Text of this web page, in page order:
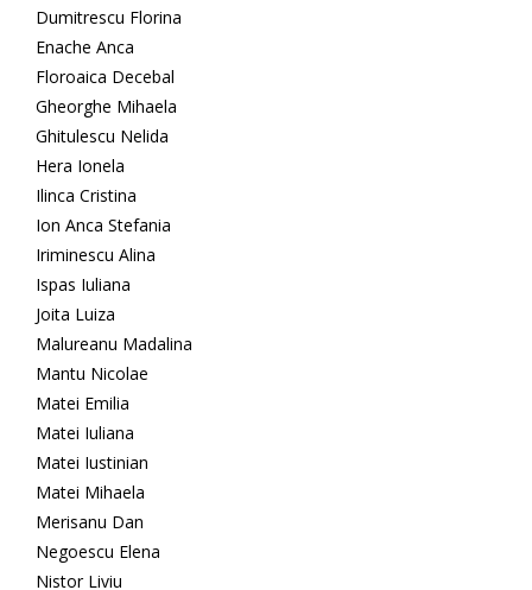
Dumitrescu Florina
Enache Anca
Floroaica Decebal
Gheorghe Mihaela
Ghitulescu Nelida
Hera Ionela
Ilinca Cristina
Ion Anca Stefania
Iriminescu Alina
Ispas Iuliana
Joita Luiza
Malureanu Madalina
Mantu Nicolae
Matei Emilia
Matei Iuliana
Matei Iustinian
Matei Mihaela
Merisanu Dan
Negoescu Elena
Nistor Liviu